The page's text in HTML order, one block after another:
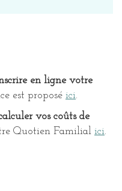
en ligne votre
est proposé ici.
vos coûts de
Quotien Familial ici.